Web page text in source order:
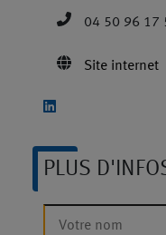
04 50 96 17
Site internet
PLUS